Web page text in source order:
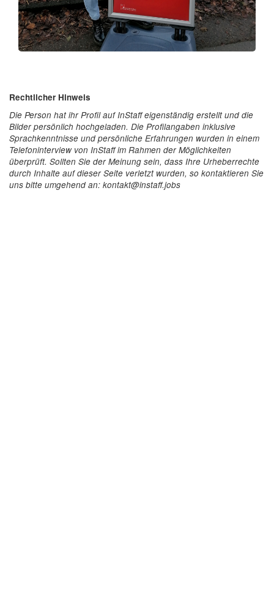
Rechtlicher Hinweis
Die Person hat ihr Profil auf InStaff eigenständig erstellt und die
Bilder persönlich hochgeladen. Die Profilangaben inklusive
Sprachkenntnisse und persönliche Erfahrungen wurden in einem
Telefoninterview von InStaff im Rahmen der Möglichkeiten
überprüft. Sollten Sie der Meinung sein, dass Ihre Urheberrechte
durch Inhalte auf dieser Seite verletzt wurden, so kontaktieren Sie
uns bitte umgehend an: kontakt@instaff.jobs